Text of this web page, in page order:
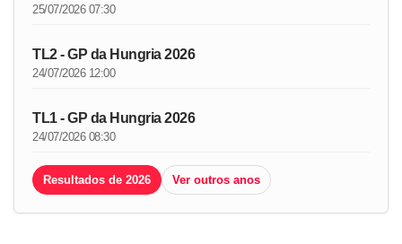
25/07/2026 07:30
TL2 - GP da Hungria 2026
24/07/2026 12:00
TL1 - GP da Hungria 2026
24/07/2026 08:30
Resultados de 2026 Ver outros anos